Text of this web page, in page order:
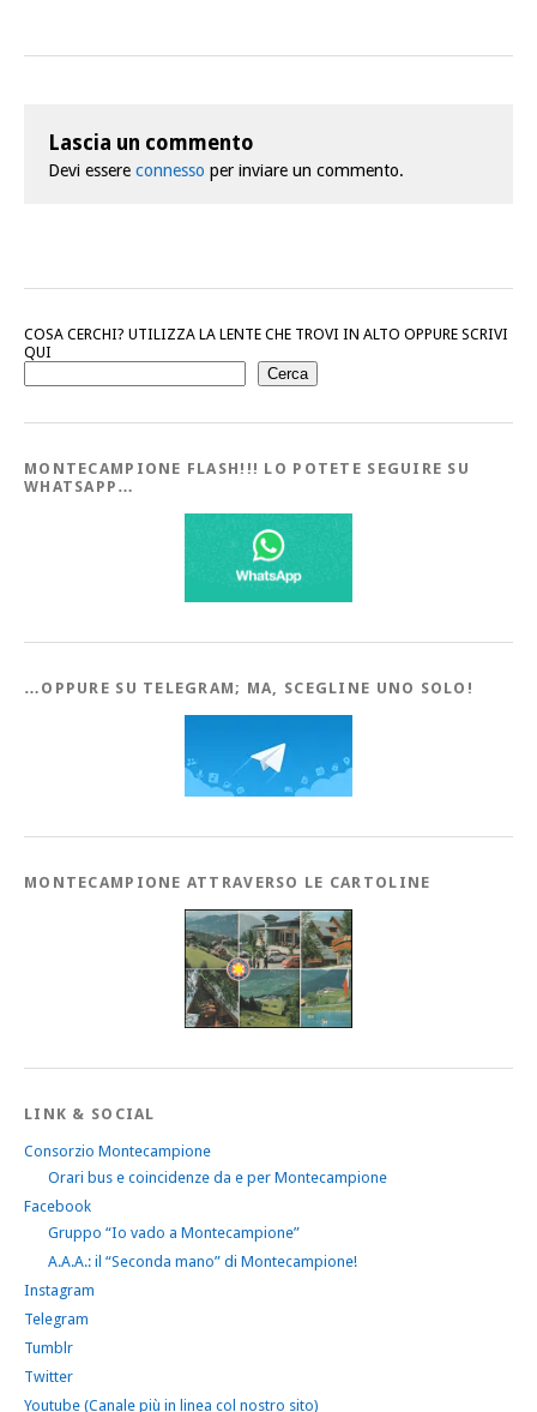
Lascia un commento
Devi essere connesso per inviare un commento.
COSA CERCHI? UTILIZZA LA LENTE CHE TROVI IN ALTO OPPURE SCRIVI
QUI
Cerca
MONTECAMPIONE FLASH!!! LO POTETE SEGUIRE SU
WHATSAPP…
…OPPURE SU TELEGRAM; MA, SCEGLINE UNO SOLO!
MONTECAMPIONE ATTRAVERSO LE CARTOLINE
LINK & SOCIAL
Consorzio Montecampione
Orari bus e coincidenze da e per Montecampione
Facebook
Gruppo “Io vado a Montecampione”
A.A.A.: il “Seconda mano” di Montecampione!
Instagram
Telegram
Tumblr
Twitter
Youtube (Canale più in linea col nostro sito)